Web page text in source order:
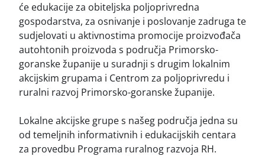
će edukacije za obiteljska poljoprivredna
gospodarstva, za osnivanje i poslovanje zadruga te
sudjelovati u aktivnostima promocije proizvođača
autohtonih proizvoda s područja Primorsko-
goranske županije u suradnji s drugim lokalnim
akcijskim grupama i Centrom za poljoprivredu i
ruralni razvoj Primorsko-goranske županije.
Lokalne akcijske grupe s našeg područja jedna su
od temeljnih informativnih i edukacijskih centara
za provedbu Programa ruralnog razvoja RH.